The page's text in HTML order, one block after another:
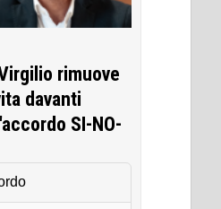
rimuove
davanti
SI-NO-